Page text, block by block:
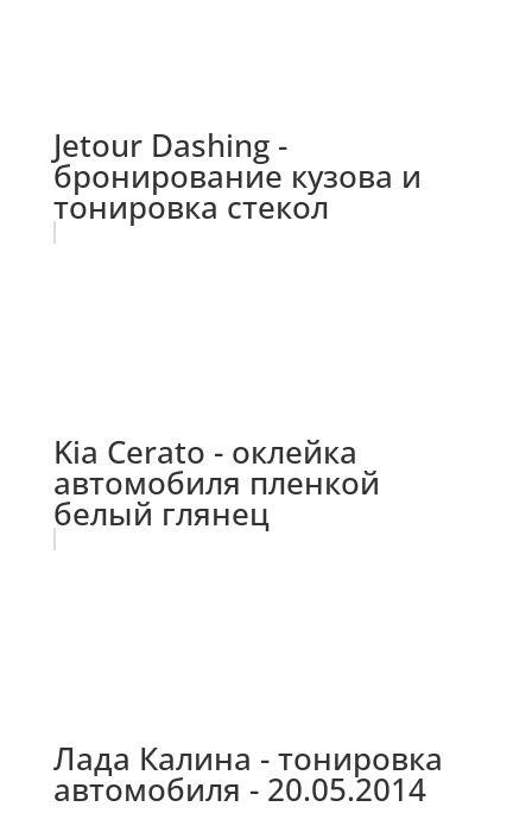
Jetour Dashing -
бронирование кузова и
тонировка стекол
Kia Cerato - оклейка
автомобиля пленкой
белый глянец
Лада Калина - тонировка
автомобиля - 20.05.2014